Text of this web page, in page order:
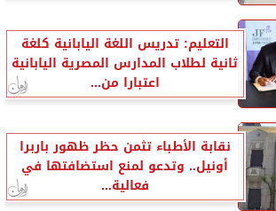
التعليم: تدريس اللغة اليابانية كلغة
ثانية لطلاب المدارس المصرية اليابانية
اعتبارا من...
نقابة الأطباء تثمن حظر ظهور باربرا
أونيل.. وتدعو لمنع استضافتها في
فعالية...